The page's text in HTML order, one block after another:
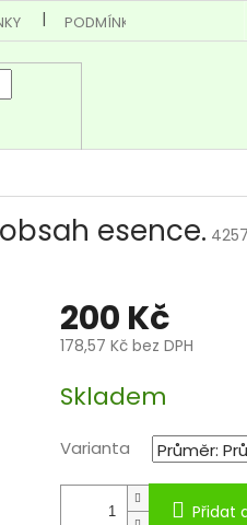
PODMÍNKY OCHRANY
esence.
200 Kč
178,57 Kč bez DPH
cena:
Skladem
Varianta
Přidat